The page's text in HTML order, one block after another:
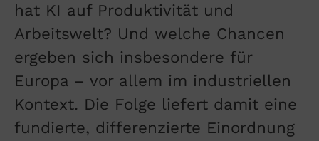
hat KI auf Produktivität und
Arbeitswelt? Und welche Chancen
ergeben sich insbesondere für
Europa – vor allem im industriellen
Kontext. Die Folge liefert damit eine
fundierte, differenzierte Einordnung